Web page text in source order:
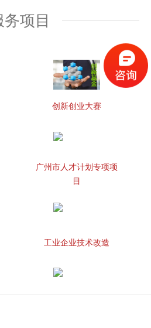
务项目
创新创业大赛
广州市人才计划专项项
目
工业企业技术改造